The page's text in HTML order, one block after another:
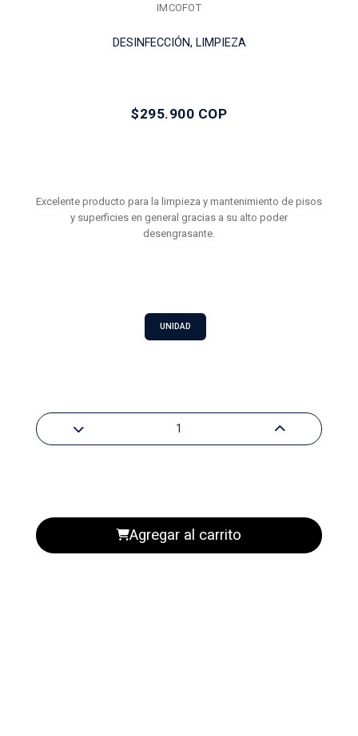
IMCOFOT
DESINFECCIÓN, LIMPIEZA
$295.900 COP
Excelente producto para la limpieza y mantenimiento de pisos
y superficies en general gracias a su alto poder
desengrasante.
UNIDAD
Agregar al carrito